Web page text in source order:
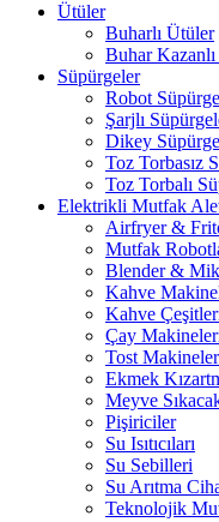
Ütüler
Buharlı Ütüler
Buhar
Süpürgeler
Robot
Şarjlı
Dikey
Toz Torbasız
Toz Torbalı
Elektrikli Mutfak
Airfryer &
Mutfak
Blender &
Kahve
Kahve
Çay
Tost
Ekmek
Meyve
Pişiriciler
Su Isıtıcıları
Su Sebilleri
Su Arıtma
Teknolojik